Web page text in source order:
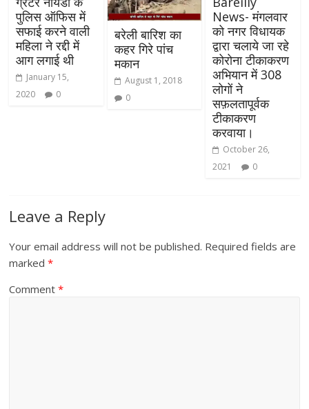
पुलिस ऑफिस में
सफाई करने वाली
महिला ने रद्दी में
आग लगाई थी
January 15,
2020
0
बरेली बारिश का
कहर गिरे पांच
मकान
August 1, 2018
0
News- मंगलवार
को नगर विधायक
द्वारा चलाये जा रहे
कोरोना टीकाकरण
अभियान में 308
लोगों ने
सफ़लतापूर्वक
टीकाकरण
करवाया।
October 26,
2021
0
Leave a Reply
Your email address will not be published. Required fields are
marked*
Comment*